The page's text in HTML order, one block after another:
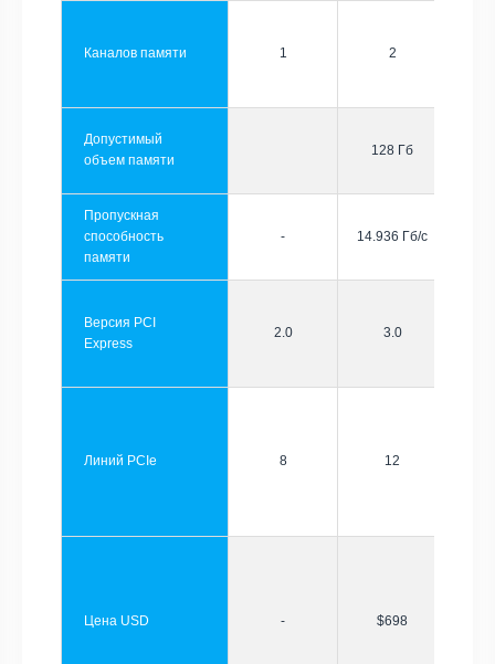
Каналов памяти 1 2
Допустимый
объем памяти
128 Гб
Пропускная
способность
памяти
- 14.936 Гб/с
Версия PCI
Express
2.0 3.0
Линий PCIe 8 12
Цена USD - $698